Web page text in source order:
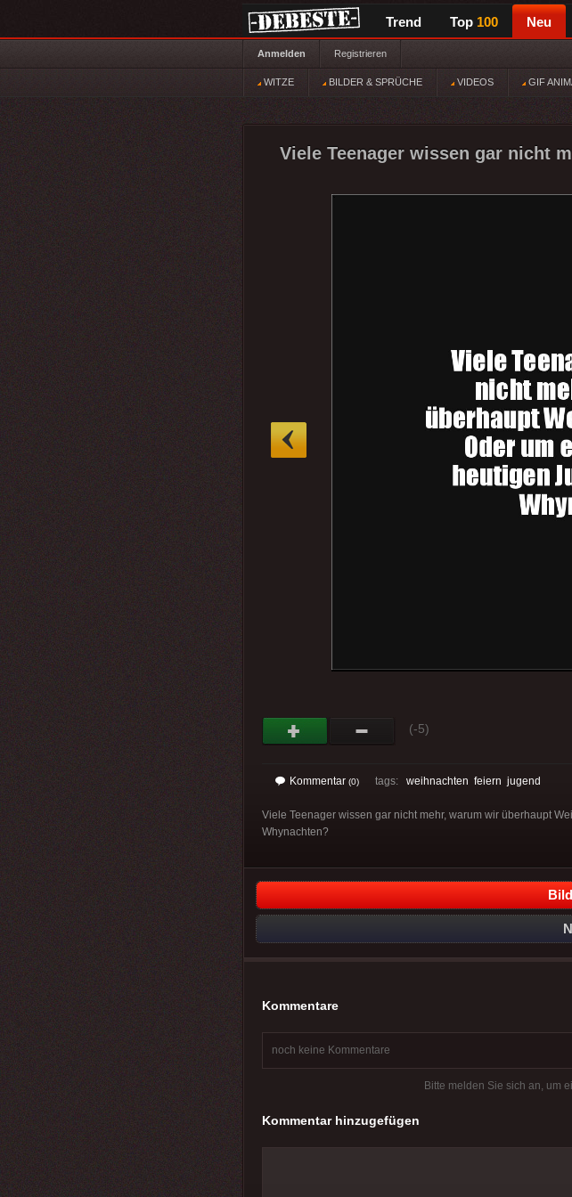
Trend Top 100 Neu
Anmelden Registrieren
WITZE BILDER & SPRÜCHE VIDEOS GIF
Viele Teenager wissen gar nicht
(-5)
Kommentar (0) tags: weihnachten feiern jugend
Viele Teenager wissen gar nicht mehr, warum wir überhaupt
Whynachten?
Kommentare
noch keine Kommentare
Bitte melden Sie sich an, um
Kommentar hinzugefügen